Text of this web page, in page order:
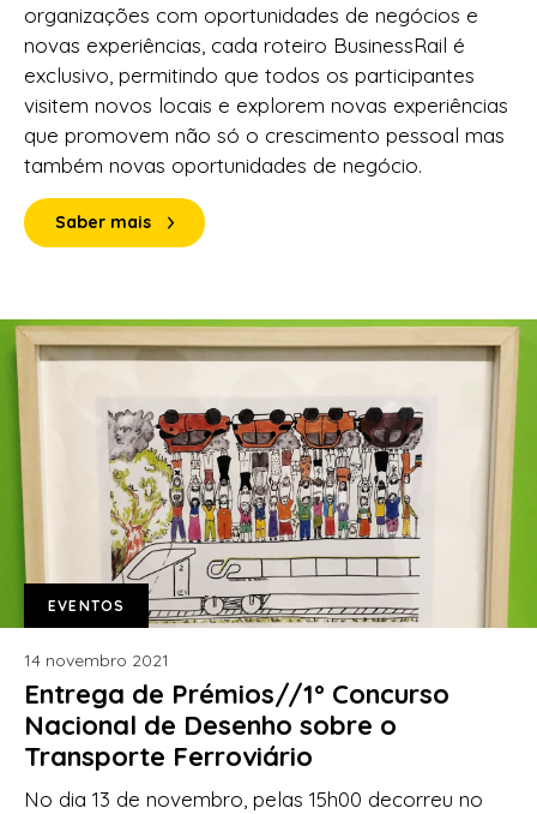
organizações com oportunidades de negócios e
novas experiências, cada roteiro BusinessRail é
exclusivo, permitindo que todos os participantes
visitem novos locais e explorem novas experiências
que promovem não só o crescimento pessoal mas
também novas oportunidades de negócio.
Saber mais
EVENTOS
14 novembro 2021
Entrega de Prémios//1º Concurso
Nacional de Desenho sobre o
Transporte Ferroviário
No dia 13 de novembro, pelas 15h00 decorreu no